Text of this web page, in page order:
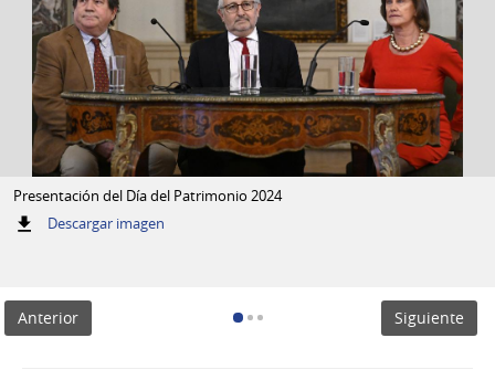
Presentación del Día del Patrimonio 2024
Descargar imagen:
Patrimonio
Anterior Siguiente